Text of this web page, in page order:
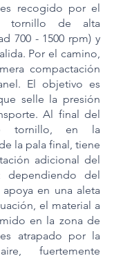
recogido por el
tornillo de alta
700 - 1500 rpm) y
Por el camino,
compactación
El objetivo es
selle la presión
Al final del
tornillo, en la
la pala final, tiene
adicional del
dependiendo del
en una aleta
el material a
en la zona de
atrapado por la
fuertemente